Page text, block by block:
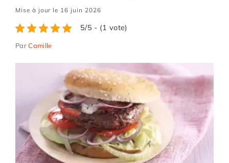
Mise à jour le 16 juin 2026
5/5 - (1 vote)
ParCamille